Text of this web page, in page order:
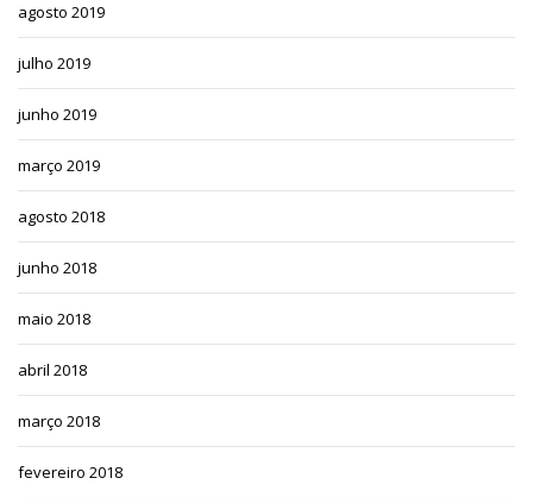
agosto 2019
julho 2019
junho 2019
março 2019
agosto 2018
junho 2018
maio 2018
abril 2018
março 2018
fevereiro 2018